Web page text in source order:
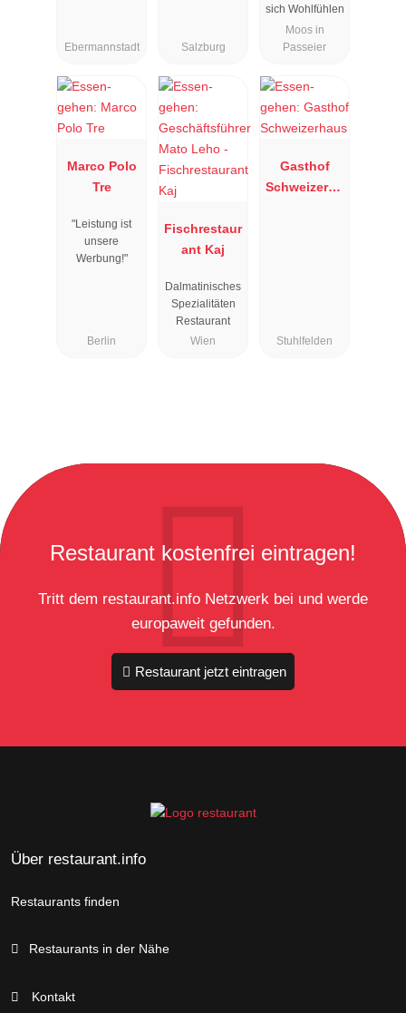
Ebermannstadt Salzburg
sich Wohlfühlen
Moos in
Passeier
Marco Polo
Tre
"Leistung ist
unsere
Werbung!"
Berlin
Fischrestaur
ant Kaj
Dalmatinisches
Spezialitäten
Restaurant
Wien
Gasthof
Schweizerha
Stuhlfelden
Restaurant kostenfrei eintragen!
Tritt dem restaurant.info Netzwerk bei und werde
europaweit gefunden.
Restaurant jetzt eintragen
Über restaurant.info
Restaurants finden
Restaurants in der Nähe
Kontakt